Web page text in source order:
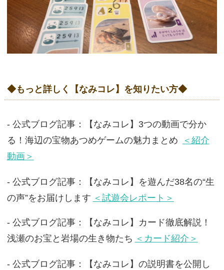
◆もっと詳しく【なみコレ】を知りたい方◆
- 公式ブログ記事：【なみコレ】3つの動画で分か
る！海辺の宝物あつめゲームの魅力まとめ
＜紹介
動画＞
- 公式ブログ記事：【なみコレ】を遊んだ38名の“生
の声”をお届けします ＜試遊会レポート＞
- 公式ブログ記事：【なみコレ】カード徹底解説！
浅瀬のお宝と岩場の生き物たち ＜カード紹介＞
- 公式ブログ記事：【なみコレ】の説明書を公開し